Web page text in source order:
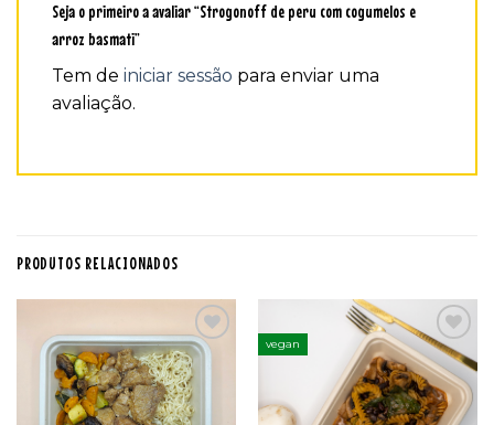
Seja o primeiro a avaliar “Strogonoff de peru com cogumelos e
arroz basmati”
Tem de iniciar sessão para enviar uma
avaliação.
PRODUTOS RELACIONADOS
Adicionar
aos
favoritos
vegan
Adicionar
aos
favoritos